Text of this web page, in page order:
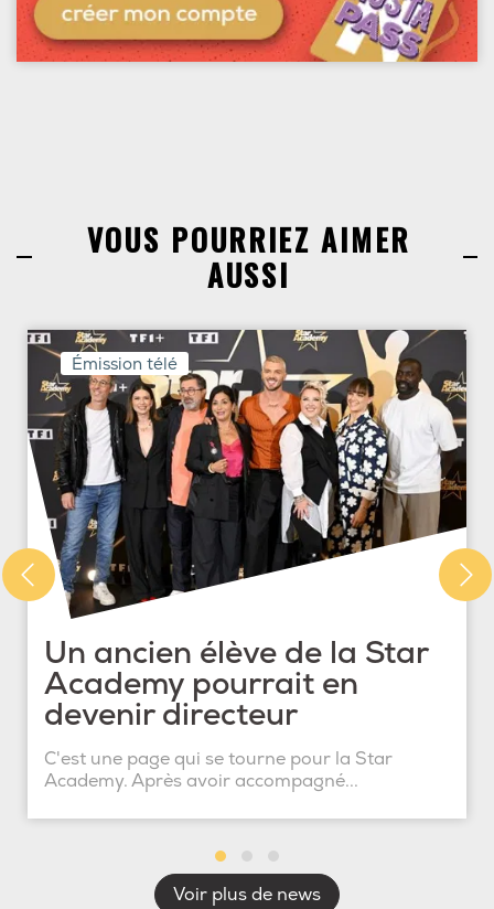
VOUS POURRIEZ AIMER
AUSSI
Émission télé
Un ancien élève de la Star
Academy pourrait en
devenir directeur
C'est une page qui se tourne pour la Star
Academy. Après avoir accompagné...
Voir plus de news